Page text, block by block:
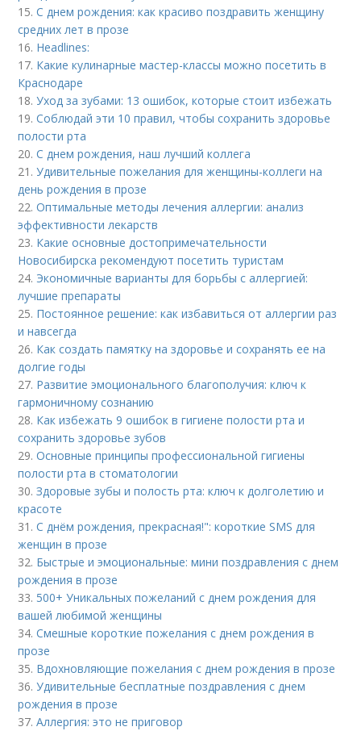
15.С днем рождения: как красиво поздравить женщину
средних лет в прозе
16. Headlines:
17. Какие кулинарные мастер-классы можно посетить в
Краснодаре
18.Уход за зубами: 13 ошибок, которые стоит избежать
19.Соблюдай эти 10 правил, чтобы сохранить здоровье
полости рта
20.С днем рождения, наш лучший коллега
21.Удивительные пожелания для женщины-коллеги на
день рождения в прозе
22.Оптимальные методы лечения аллергии: анализ
эффективности лекарств
23. Какие основные достопримечательности
Новосибирска рекомендуют посетить туристам
24. Экономичные варианты для борьбы с аллергией:
лучшие препараты
25. Постоянное решение: как избавиться от аллергии раз
и навсегда
26. Как создать памятку на здоровье и сохранять ее на
долгие годы
27. Развитие эмоционального благополучия: ключ к
гармоничному сознанию
28. Как избежать 9 ошибок в гигиене полости рта и
сохранить здоровье зубов
29.Основные принципы профессиональной гигиены
полости рта в стоматологии
30.Здоровые зубы и полость рта: ключ к долголетию и
красоте
31.С днём рождения, прекрасная!": короткие SMS для
женщин в прозе
32. Быстрые и эмоциональные: мини поздравления с днем
рождения в прозе
33. 500+ Уникальных пожеланий с днем рождения для
вашей любимой женщины
34.Смешные короткие пожелания с днем рождения в
прозе
35. Вдохновляющие пожелания с днем рождения в прозе
36.Удивительные бесплатные поздравления с днем
рождения в прозе
37.Аллергия: это не приговор